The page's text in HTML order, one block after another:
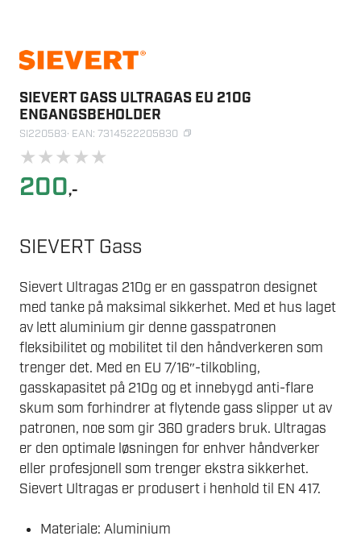
SIEVERT GASS ULTRAGAS EU 210G
ENGANGSBEHOLDER
SI220583· EAN: 7314522205830
★★★★★
200,-
SIEVERT Gass
Sievert Ultragas 210g er en gasspatron designet
med tanke på maksimal sikkerhet. Med et hus laget
av lett aluminium gir denne gasspatronen
fleksibilitet og mobilitet til den håndverkeren som
trenger det. Med en EU 7/16″-tilkobling,
gasskapasitet på 210g og et innebygd anti-flare
skum som forhindrer at flytende gass slipper ut av
patronen, noe som gir 360 graders bruk. Ultragas
er den optimale løsningen for enhver håndverker
eller profesjonell som trenger ekstra sikkerhet.
Sievert Ultragas er produsert i henhold til EN 417.
Materiale: Aluminium